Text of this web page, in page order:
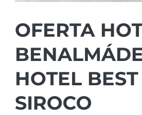
OFERTA
HOTEL BEST
SIROCO